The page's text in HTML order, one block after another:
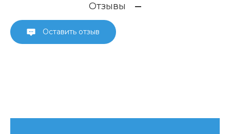
Отзывы
Оставить отзыв